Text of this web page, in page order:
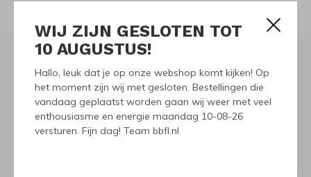
WIJ ZIJN GESLOTEN TOT
10 AUGUSTUS!
Hallo, leuk dat je op onze webshop komt kijken! Op
het moment zijn wij met gesloten. Bestellingen die
vandaag geplaatst worden gaan wij weer met veel
enthousiasme en energie maandag 10-08-26
versturen. Fijn dag! Team bbfl.nl
Meld je aan voor onze
nieuwsbrief
Ontvang de nieuwste aanbiedingen en promoties